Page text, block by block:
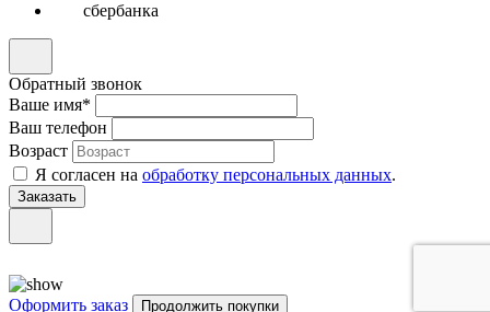
сбербанка
Обратный звонок
Ваше имя*
Ваш телефон
Возраст
Я согласен на обработку персональных данных.
Оформить заказ Продолжить покупки